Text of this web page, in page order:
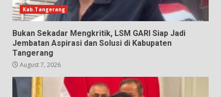
Kab.Tangerang
Bukan Sekadar Mengkritik, LSM GARI Siap Jadi
Jembatan Aspirasi dan Solusi di Kabupaten
Tangerang
August 7, 2026